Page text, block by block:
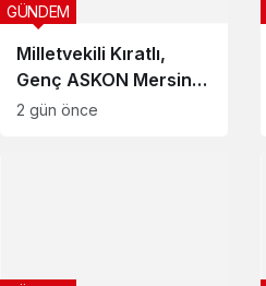
Milletvekili Kıratlı,
Genç ASKON Mersin
heyetini ağırladı
GÜNDEM
2 gün önce